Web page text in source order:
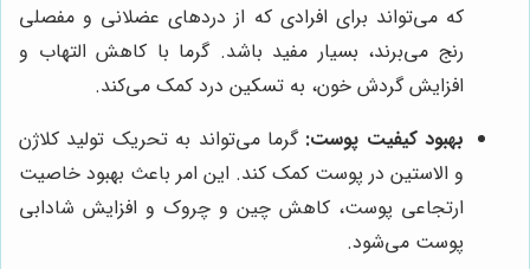
که می‌تواند برای افرادی که از دردهای عضلانی و مفصلی
رنج می‌برند، بسیار مفید باشد. گرما با کاهش التهاب و
افزایش گردش خون، به تسکین درد کمک می‌کند.
بهبود کیفیت پوست: گرما می‌تواند به تحریک تولید کلاژن
و الاستین در پوست کمک کند. این امر باعث بهبود خاصیت
ارتجاعی پوست، کاهش چین و چروک و افزایش شادابی
پوست می‌شود.